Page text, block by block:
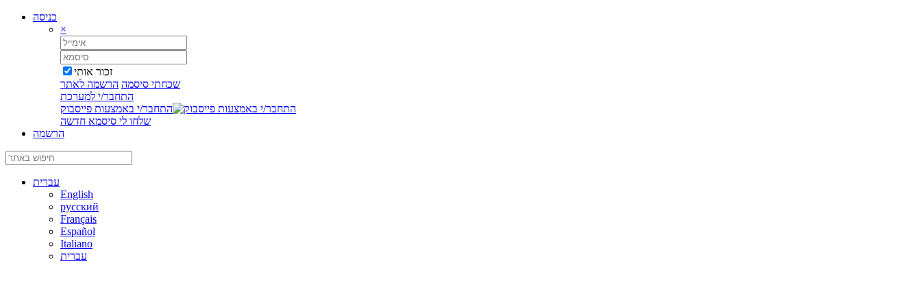
כניסה
×
זכור אותי
שכחתי סיסמה הרשמה לאתר
התחבר/י למערכת
התחבר/י באמצעות פייסבוק
שלחו לי סיסמא חדשה
הרשמה
עברית
English
русский
Français
Español
Italiano
עברית